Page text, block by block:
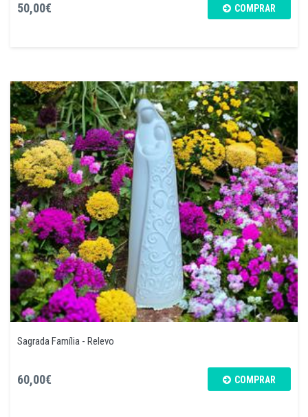
50,00€ COMPRAR
Sagrada Família - Relevo
60,00€ COMPRAR